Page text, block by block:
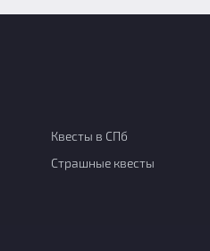
Квесты в СПб
Страшные квесты